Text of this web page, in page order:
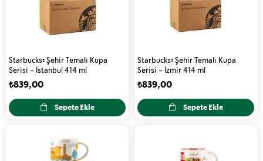
Starbucks® Şehir Temalı Kupa
Serisi - İstanbul 414 ml
₺839,00
Sepete Ekle
Starbucks® Şehir Temalı Kupa
Serisi - İzmir 414 ml
₺839,00
Sepete Ekle